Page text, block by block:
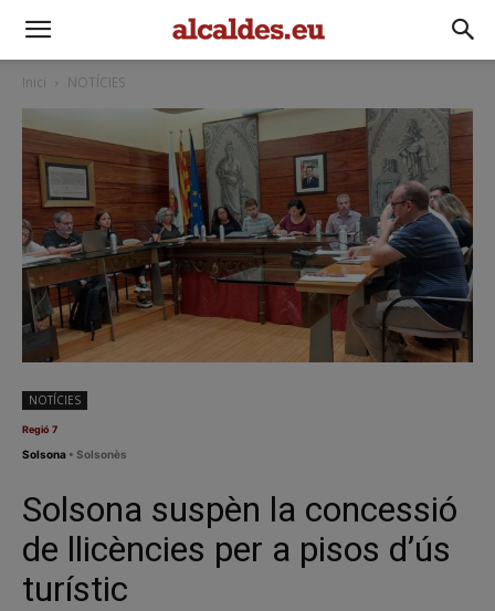
Inici NOTÍCIES
NOTÍCIES
Regió 7
Solsona • Solsonès
Solsona suspèn la concessió
de llicències per a pisos d’ús
turístic